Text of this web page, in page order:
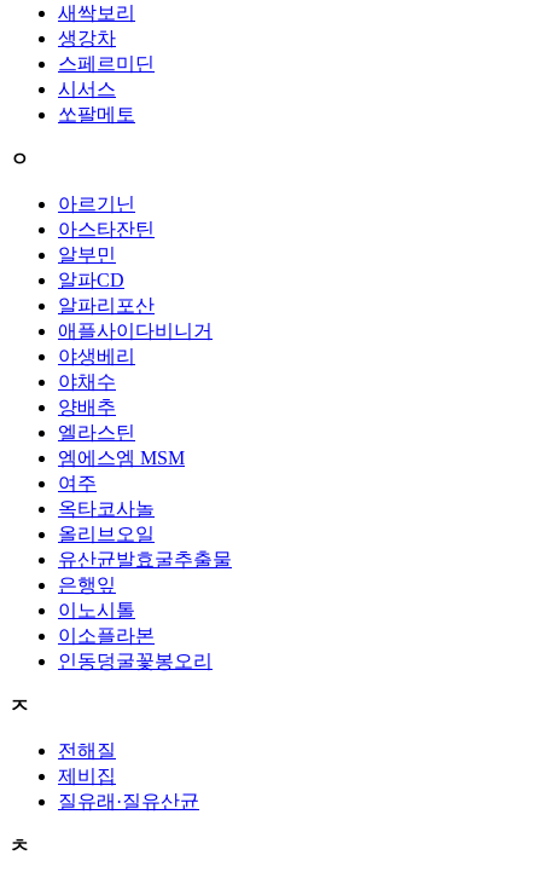
새싹보리
생강차
스페르미딘
시서스
쏘팔메토
ㅇ
아르기닌
아스타잔틴
알부민
알파CD
알파리포산
애플사이다비니거
야생베리
야채수
양배추
엘라스틴
엠에스엠 MSM
여주
옥타코사놀
올리브오일
유산균발효굴추출물
은행잎
이노시톨
이소플라본
인동덩굴꽃봉오리
ㅈ
전해질
제비집
질유래·질유산균
ㅊ